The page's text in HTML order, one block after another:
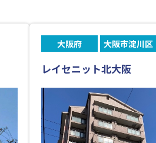
大阪府 大阪市淀川区
レイセニット北大阪